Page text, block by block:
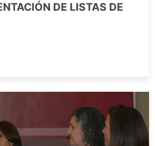
DE LISTAS DE